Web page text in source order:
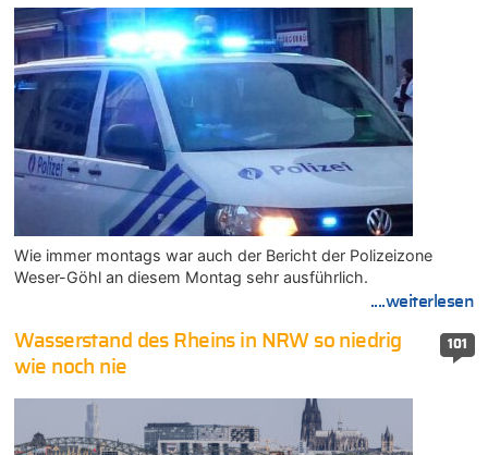
Wie immer montags war auch der Bericht der Polizeizone
Weser-Göhl an diesem Montag sehr ausführlich.
....weiterlesen
101
Wasserstand des Rheins in NRW so niedrig
wie noch nie